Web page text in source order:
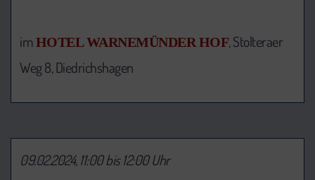
imHOTEL WARNEMÜNDER HOF, Stolteraer
Weg 8, Diedrichshagen
09.02.2024, 11:00 bis 12:00 Uhr